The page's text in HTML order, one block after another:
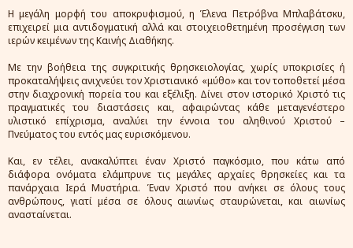
Η μεγάλη μορφή του αποκρυφισμού, η Έλενα Πετρόβνα Μπλαβάτσκυ,
επιχειρεί μια αντιδογματική αλλά και στοιχειοθετημένη προσέγγιση των
ιερών κειμένων της Καινής Διαθήκης.
Με την βοήθεια της συγκριτικής θρησκειολογίας, χωρίς υποκρισίες ή
προκαταλήψεις ανιχνεύει τον Χριστιανικό «μύθο» και τον τοποθετεί μέσα
στην διαχρονική πορεία του και εξέλιξη. Δίνει στον ιστορικό Χριστό τις
πραγματικές του διαστάσεις και, αφαιρώντας κάθε μεταγενέστερο
υλιστικό επίχρισμα, αναλύει την έννοια του αληθινού Χριστού –
Πνεύματος του εντός μας ευρισκόμενου.
Και, εν τέλει, ανακαλύπτει έναν Χριστό παγκόσμιο, που κάτω από
διάφορα ονόματα ελάμπρυνε τις μεγάλες αρχαίες θρησκείες και τα
πανάρχαια Ιερά Μυστήρια. Έναν Χριστό που ανήκει σε όλους τους
ανθρώπους, γιατί μέσα σε όλους αιωνίως σταυρώνεται, και αιωνίως
ανασταίνεται.